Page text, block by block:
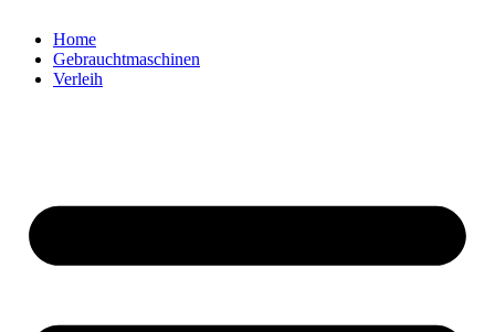
Home
Gebrauchtmaschinen
Verleih